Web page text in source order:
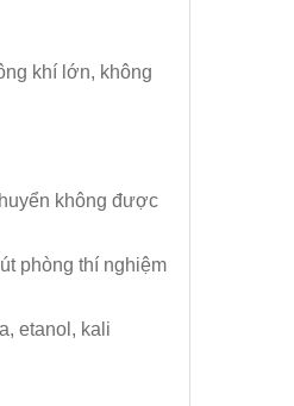
khí lớn, không
không được
phòng thí nghiệm
etanol, kali